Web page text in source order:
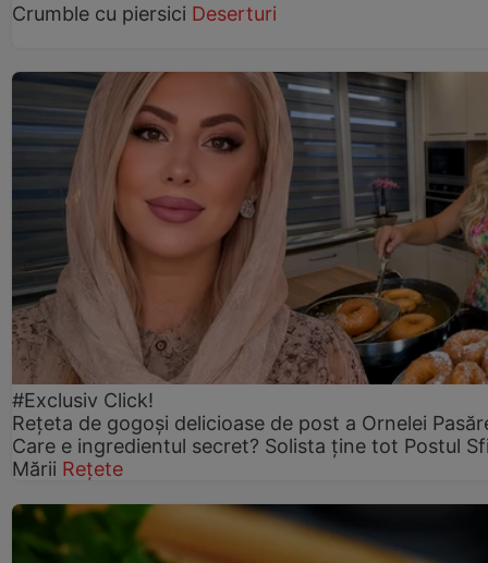
Crumble cu piersici Deserturi
#Exclusiv Click!
Rețeta de gogoşi delicioase de post a Ornelei
Care e ingredientul secret? Solista ține tot Postul
Mării Rețete